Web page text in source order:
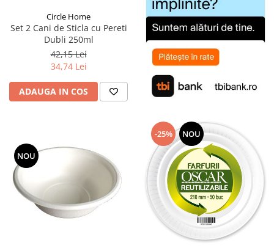
Circle Home
Set 2 Cani de Sticla cu Pereti
Dubli 250ml
42,15 Lei
34,74 Lei
ADAUGA IN COS
NOU
-25% NOU